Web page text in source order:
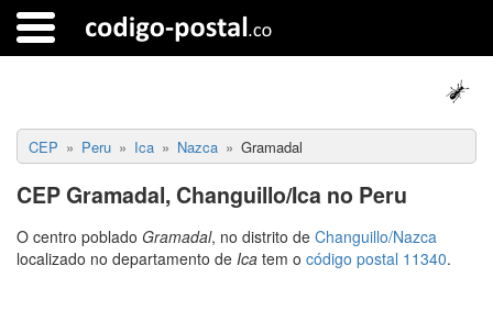
CEP Peru Ica Nazca Gramadal
CEP Gramadal, Changuillo/Ica no Peru
O centro poblado Gramadal, no distrito de Changuillo/Nazca
localizado no departamento de Ica tem o código postal 11340.